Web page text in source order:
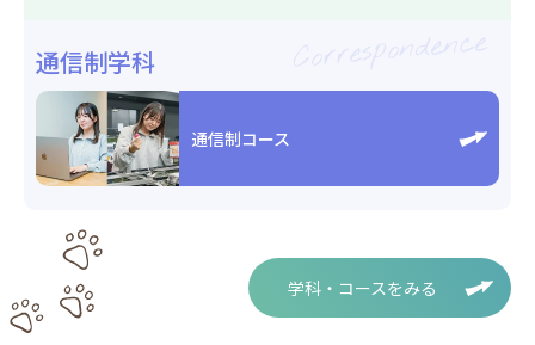
通信制学科
通信制コース
学科・コースをみる